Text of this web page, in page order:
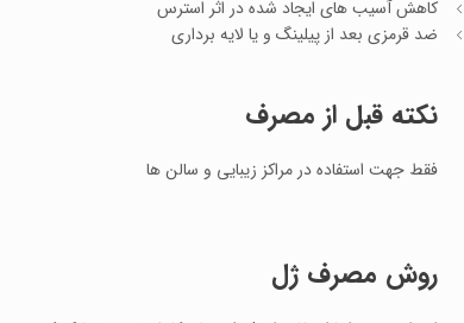
کاهش آسیب های ایجاد شده در اثر استرس
ضد قرمزی بعد از پیلینگ و یا لایه برداری
نکته قبل از مصرف
فقط جهت استفاده در مراکز زیبایی و سالن ها
روش مصرف ژل